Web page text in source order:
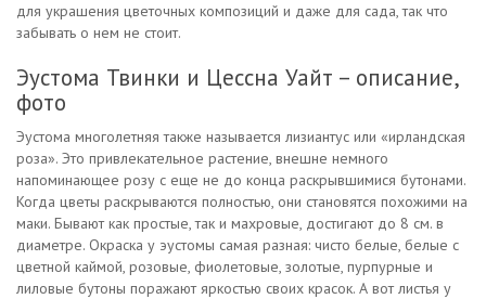
для украшения цветочных композиций и даже для сада, так что
забывать о нем не стоит.
Эустома Твинки и Цессна Уайт – описание,
фото
Эустома многолетняя также называется лизиантус или «ирландская
роза». Это привлекательное растение, внешне немного
напоминающее розу с еще не до конца раскрывшимися бутонами.
Когда цветы раскрываются полностью, они становятся похожими на
маки. Бывают как простые, так и махровые, достигают до 8 см. в
диаметре. Окраска у эустомы самая разная: чисто белые, белые с
цветной каймой, розовые, фиолетовые, золотые, пурпурные и
лиловые бутоны поражают яркостью своих красок. А вот листья у